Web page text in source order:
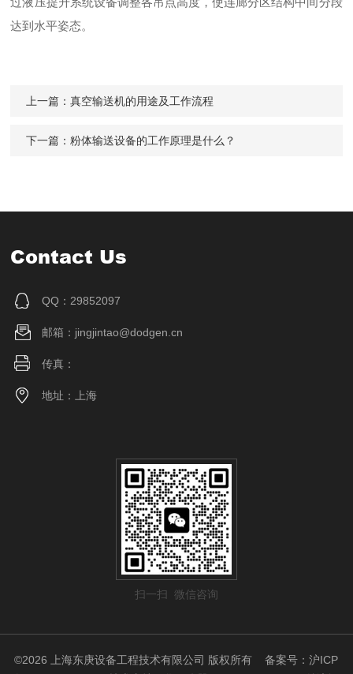
达到水平姿态。
上一篇：真空输送机的用途及工作流程
下一篇：粉体输送设备的工作原理是什么？
Contact Us
QQ：29852097
邮箱：jingjintao@dodgen.cn
传真：
地址：上海
扫一扫 微信咨询
©2026 上海东庚设备工程技术有限公司 版权所有备案号：沪ICP